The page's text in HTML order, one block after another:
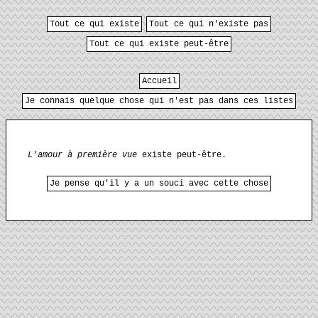
Tout ce qui existe
Tout ce qui n'existe pas
Tout ce qui existe peut-être
Accueil
Je connais quelque chose qui n'est pas dans ces listes
L'amour à première vue existe peut-être.